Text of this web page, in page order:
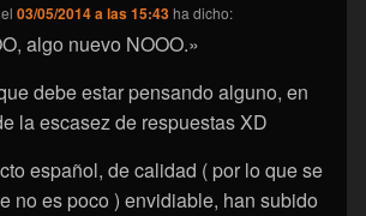
el03/05/2014 a las 15:43 ha dicho:
algo nuevo NOOO.»
debe estar pensando alguno, en
la escasez de respuestas XD
español, de calidad ( por lo que se
no es poco ) envidiable, han subido